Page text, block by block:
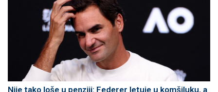
Nije tako loše u penziji: Federer letuje u komšiluku, a